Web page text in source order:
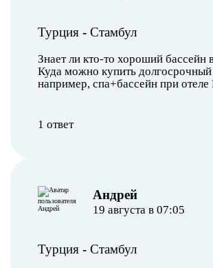
Турция - Стамбул
Знает ли кто-то хороший бассейн
Куда можно купить долгосрочный
например, спа+бассейн при
1 ответ
Андрей
19 августа в 07:05
Турция - Стамбул